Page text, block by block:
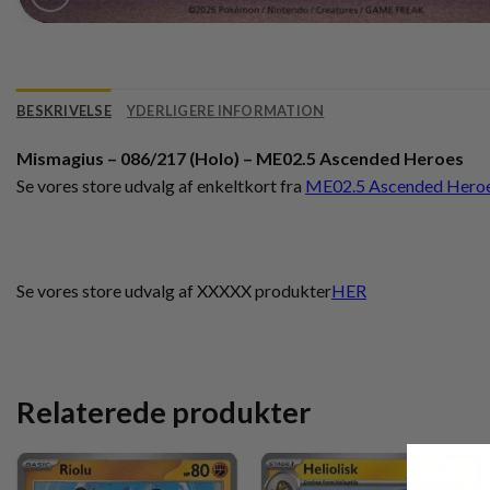
BESKRIVELSE YDERLIGERE INFORMATION
Mismagius – 086/217 (Holo) – ME02.5 Ascended Heroes
Se vores store udvalg af enkeltkort fra ME02.5 Ascended
Se vores store udvalg af XXXXX produkterHER
Relaterede produkter